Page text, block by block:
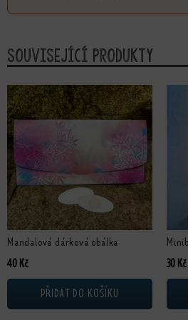
Související produkty
Mandalová dárková obálka
40 Kč
PŘIDAT DO KOŠÍKU
30 Kč